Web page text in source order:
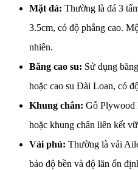
Mặt đá: Thường là đá 3
3.5cm, có độ phẳng cao.
nhiên.
Băng cao su: Sử dụng
hoặc cao su Đài Loan, có
Khung chân: Gỗ Plywood
hoặc khung chân liên kết
Vải phủ: Thường là vải
bảo độ bền và độ lăn ổn